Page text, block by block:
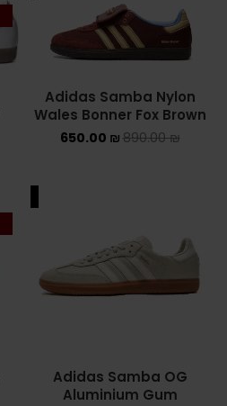
JORDAN KIDS
NEW BALANCE KIDS
NIKE DUNK KIDS
YEEZY KIDS
NIKE AIR FORCE 1 SHADOW
NIKE AIR MAX
NIKE COLLECTION
Adidas Samba Nylon
Wales Bonner Fox Brown
890.00₪
650.00 ₪
Adidas Samba OG
Aluminium Gum